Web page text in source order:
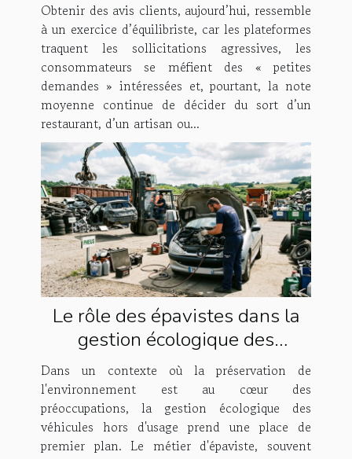
Obtenir des avis clients, aujourd’hui, ressemble
à un exercice d’équilibriste, car les plateformes
traquent les sollicitations agressives, les
consommateurs se méfient des « petites
demandes » intéressées et, pourtant, la note
moyenne continue de décider du sort d’un
restaurant, d’un artisan ou...
Le rôle des épavistes dans la
gestion écologique des
véhicules
Dans un contexte où la préservation de
l'environnement est au cœur des
préoccupations, la gestion écologique des
véhicules hors d'usage prend une place de
premier plan. Le métier d'épaviste, souvent